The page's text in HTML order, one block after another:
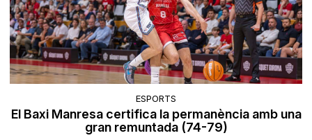
ESPORTS
El Baxi Manresa certifica la permanència amb una
gran remuntada (74-79)